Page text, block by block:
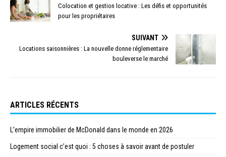
Colocation et gestion locative : Les défis et opportunités
pour les propriétaires
SUIVANT
Locations saisonnières : La nouvelle donne réglementaire
bouleverse le marché
ARTICLES RÉCENTS
L’empire immobilier de McDonald dans le monde en 2026
Logement social c’est quoi : 5 choses à savoir avant de postuler